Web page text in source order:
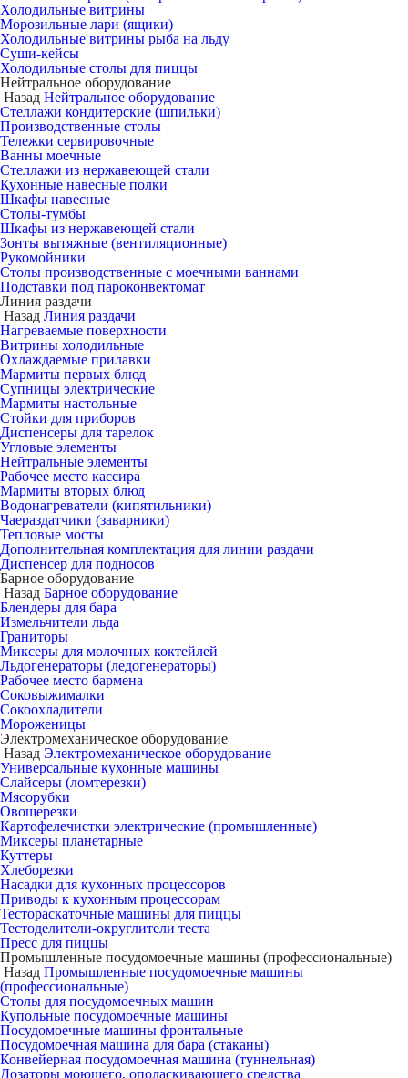
Холодильные витрины
Морозильные лари (ящики)
Холодильные витрины рыба на льду
Суши-кейсы
Холодильные столы для пиццы
Нейтральное оборудование
Назад Нейтральное оборудование
Стеллажи кондитерские (шпильки)
Производственные столы
Тележки сервировочные
Ванны моечные
Стеллажи из нержавеющей стали
Кухонные навесные полки
Шкафы навесные
Столы-тумбы
Шкафы из нержавеющей стали
Зонты вытяжные (вентиляционные)
Рукомойники
Столы производственные с моечными ваннами
Подставки под пароконвектомат
Линия раздачи
Назад Линия раздачи
Нагреваемые поверхности
Витрины холодильные
Охлаждаемые прилавки
Мармиты первых блюд
Супницы электрические
Мармиты настольные
Стойки для приборов
Диспенсеры для тарелок
Угловые элементы
Нейтральные элементы
Рабочее место кассира
Мармиты вторых блюд
Водонагреватели (кипятильники)
Чаераздатчики (заварники)
Тепловые мосты
Дополнительная комплектация для линии раздачи
Диспенсер для подносов
Барное оборудование
Назад Барное оборудование
Блендеры для бара
Измельчители льда
Граниторы
Миксеры для молочных коктейлей
Льдогенераторы (ледогенераторы)
Рабочее место бармена
Соковыжималки
Сокоохладители
Мороженицы
Электромеханическое оборудование
Назад Электромеханическое оборудование
Универсальные кухонные машины
Слайсеры (ломтерезки)
Мясорубки
Овощерезки
Картофелечистки электрические (промышленные)
Миксеры планетарные
Куттеры
Хлеборезки
Насадки для кухонных процессоров
Приводы к кухонным процессорам
Тестораскаточные машины для пиццы
Тестоделители-округлители теста
Пресс для пиццы
Промышленные посудомоечные машины (профессиональные)
Назад Промышленные посудомоечные машины
(профессиональные)
Столы для посудомоечных машин
Купольные посудомоечные машины
Посудомоечные машины фронтальные
Посудомоечная машина для бара (стаканы)
Конвейерная посудомоечная машина (туннельная)
Дозаторы моющего, ополаскивающего средства